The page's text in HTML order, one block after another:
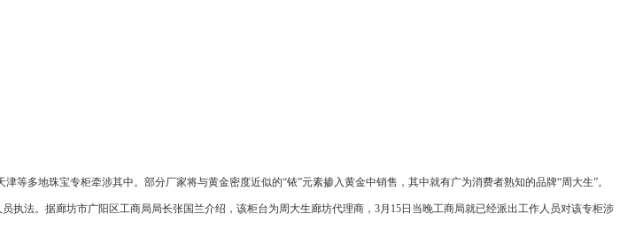
地珠宝专柜牵涉其中。部分厂家将与黄金密度近似的“铱”元素掺入黄金中销售，其中就有广为消费者熟知的品牌“周大生”。
法。据廊坊市广阳区工商局局长张国兰介绍，该柜台为周大生廊坊代理商，3月15日当晚工商局就已经派出工作人员对该专柜涉